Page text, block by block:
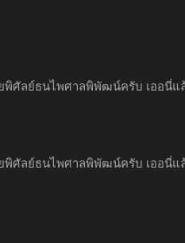
ยพิศัลย์ธนไพศาลพิพัฒน์ครับ เออนี่
ยพิศัลย์ธนไพศาลพิพัฒน์ครับ เออนี่